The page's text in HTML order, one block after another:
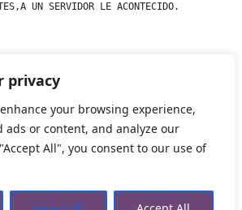
privacy
your browsing experience,
ads or content, and analyze our
All", you consent to our use of
UN SERVIDOR LE ACONTECIDO.
23 December, 2019
– Librería Esotérica,Proudly
Legal Cookies Web